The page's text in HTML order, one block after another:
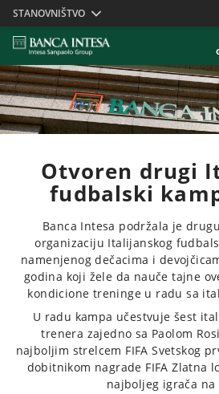
Skiplinks
STANOVNIŠTVO
Otvoren drugi
fudbalski
Banca Intesa podržala je
organizaciju Italijanskog
namenjenog dečacima i
godina koji žele da nauče tajne
kondicione treninge u radu sa
U radu kampa učestvuje šest
trenera zajedno sa Paolom
najboljim strelcem FIFA Svetskog
dobitnikom nagrade FIFA Zlatna
najboljeg igrača na